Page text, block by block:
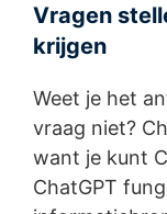
Vragen
krijgen
Weet je het
vraag niet?
want je kunt
ChatGPT